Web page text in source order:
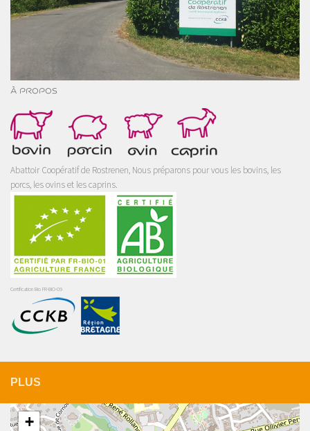
À PROPOS
Abattoir Coopératif de Rostrenen, Nous préparons pour vous les bovins, les
porcs, les ovins et les caprins.
Certification Bio FR-BIO-09
PLUS
+